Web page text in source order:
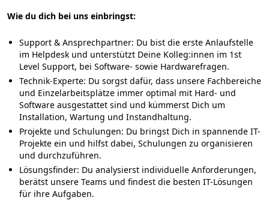
Wie du dich bei uns einbringst:
Support & Ansprechpartner: Du bist die erste Anlaufstelle
im Helpdesk und unterstützt Deine Kolleg:innen im 1st
Level Support, bei Software- sowie Hardwarefragen.
Technik-Experte: Du sorgst dafür, dass unsere Fachbereiche
und Einzelarbeitsplätze immer optimal mit Hard- und
Software ausgestattet sind und kümmerst Dich um
Installation, Wartung und Instandhaltung.
Projekte und Schulungen: Du bringst Dich in spannende IT-
Projekte ein und hilfst dabei, Schulungen zu organisieren
und durchzuführen.
Lösungsfinder: Du analysierst individuelle Anforderungen,
berätst unsere Teams und findest die besten IT-Lösungen
für ihre Aufgaben.